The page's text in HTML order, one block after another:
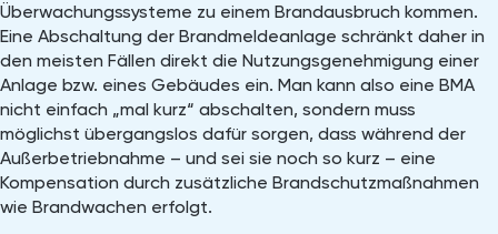
Überwachungssysteme zu einem Brandausbruch kommen.
Eine Abschaltung der Brandmeldeanlage schränkt daher in
den meisten Fällen direkt die Nutzungsgenehmigung einer
Anlage bzw. eines Gebäudes ein. Man kann also eine BMA
nicht einfach „mal kurz“ abschalten, sondern muss
möglichst übergangslos dafür sorgen, dass während der
Außerbetriebnahme – und sei sie noch so kurz – eine
Kompensation durch zusätzliche Brandschutzmaßnahmen
wie Brandwachen erfolgt.